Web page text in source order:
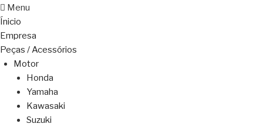
Menu
Ínicio
Empresa
Peças / Acessórios
Motor
Honda
Yamaha
Kawasaki
Suzuki